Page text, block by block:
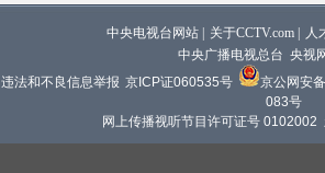
中央电视台网站 关于CCTV.com
人
中央广播电视总台 央视
违法和不良信息举报 京ICP证060535号
京公网安
083号
网上传播视听节目许可证号